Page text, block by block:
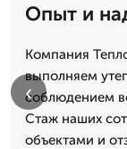
Опыт и
Компания
выполняем
соблюдением
Стаж наших
объектами и
‹